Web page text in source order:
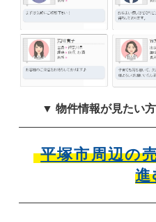
▼ 物件情報が見たい
平塚市周辺の
進